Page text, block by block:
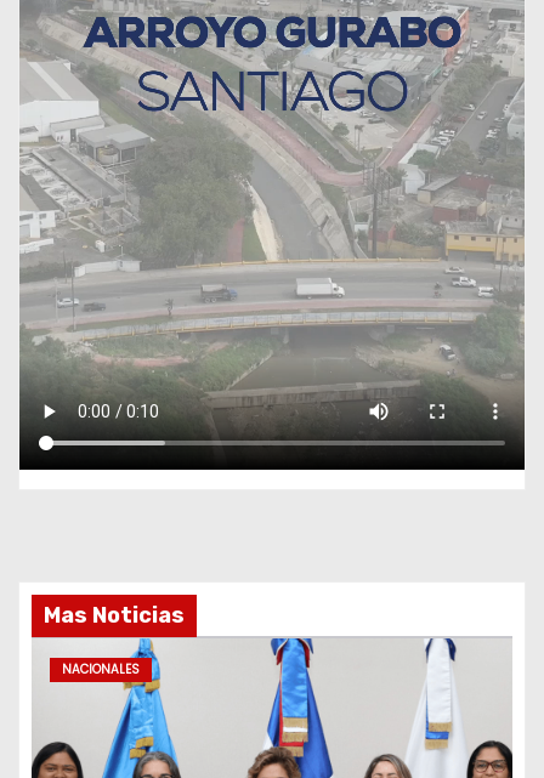
Mas Noticias
NACIONALES